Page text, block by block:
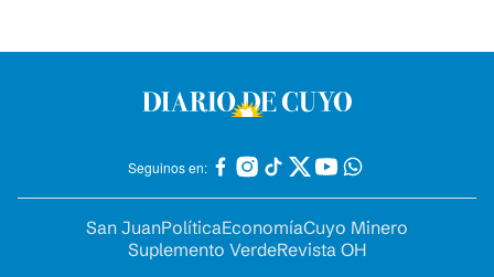
Seguinos en:
San JuanPolíticaEconomíaCuyo Minero
Suplemento VerdeRevista OH